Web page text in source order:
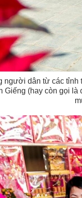
người dân từ các
Giếng (hay còn gọi